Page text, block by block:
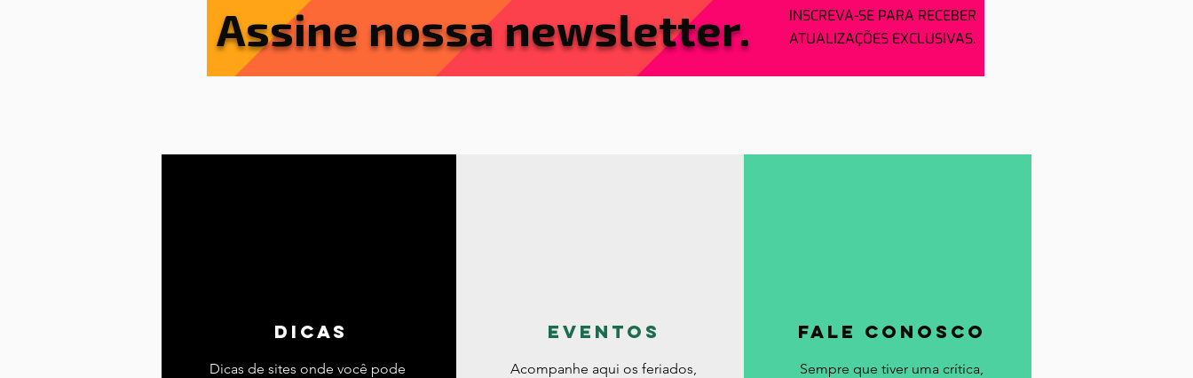
Assine nossa newsletter.
INSCREVA-SE PARA RECEBER
ATUALIZAÇÕES EXCLUSIVAS.
dicas
Dicas de sites onde você pode
eventos
Acompanhe aqui os feriados,
fale conosco
Sempre que tiver uma crítica,